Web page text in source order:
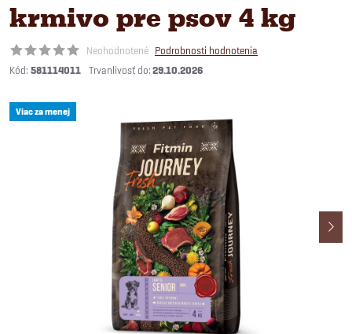
krmivo pre psov 4 kg
Neohodnotené Podrobnosti hodnotenia
Kód: 581114011 29.10.2026
Viac za menej